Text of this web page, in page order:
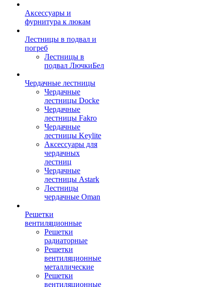
Аксессуары и
фурнитура к люкам
Лестницы в подвал и
погреб
Лестницы в
подвал ЛючкиБел
Чердачные лестницы
Чердачные
лестницы Docke
Чердачные
лестницы Fakro
Чердачные
лестницы Keylite
Аксессуары для
чердачных
лестниц
Чердачные
лестницы Astark
Лестницы
чердачные Oman
Решетки
вентиляционные
Решетки
радиаторные
Решетки
вентиляционные
металлические
Решетки
вентиляционные